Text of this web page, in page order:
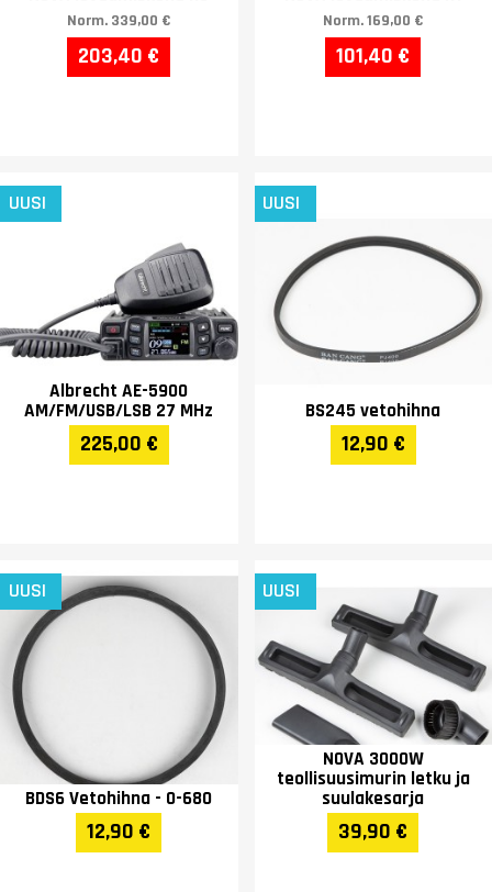
Norm. 339,00 €
203,40 €
Norm.169,00 €
101,40 €
UUSI
Albrecht AE-5900
AM/FM/USB/LSB 27 MHz
225,00 €
UUSI
BS245 vetohihna
12,90 €
UUSI
BDS6 Vetohihna - O-680
12,90 €
UUSI
NOVA 3000W
teollisuusimurin letku ja
suulakesarja
39,90 €